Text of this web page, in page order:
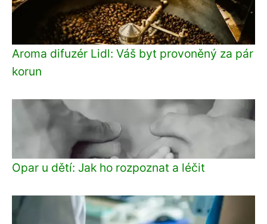
Aroma difuzér Lidl: Váš byt provoněný za pár
korun
Opar u dětí: Jak ho rozpoznat a léčit